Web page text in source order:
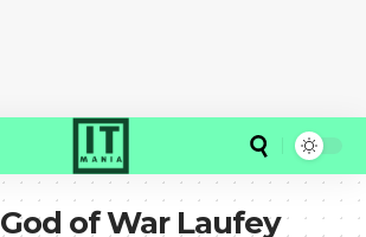
God of War Laufey